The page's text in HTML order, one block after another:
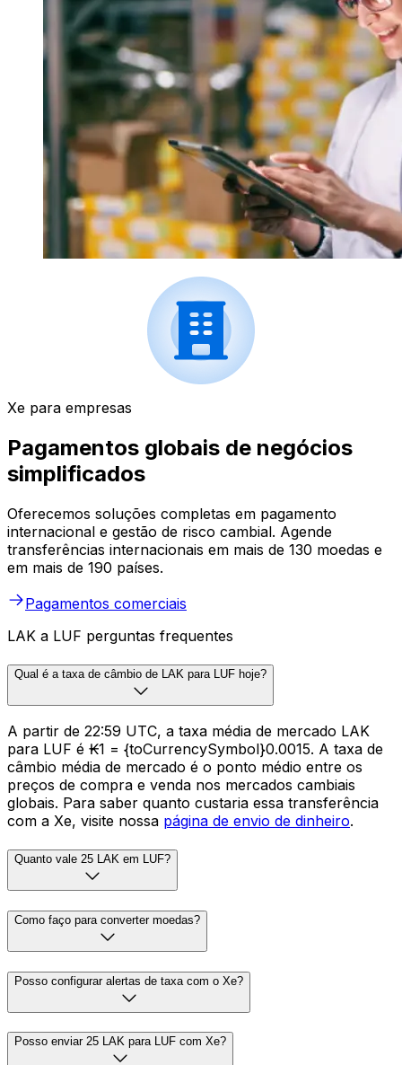
Xe para empresas
Pagamentos globais de negócios
simplificados
Oferecemos soluções completas em pagamento
internacional e gestão de risco cambial. Agende
transferências internacionais em mais de 130 moedas e
em mais de 190 países.
Pagamentos comerciais
LAK a LUF perguntas frequentes
Qual é a taxa de câmbio de LAK para LUF hoje?
A partir de 22:59 UTC, a taxa média de mercado LAK
para LUF é ₭1 = {toCurrencySymbol}0.0015. A taxa de
câmbio média de mercado é o ponto médio entre os
preços de compra e venda nos mercados cambiais
globais. Para saber quanto custaria essa transferência
com a Xe, visite nossa página de envio de dinheiro.
Quanto vale 25 LAK em LUF?
Como faço para converter moedas?
Posso configurar alertas de taxa com o Xe?
Posso enviar 25 LAK para LUF com Xe?